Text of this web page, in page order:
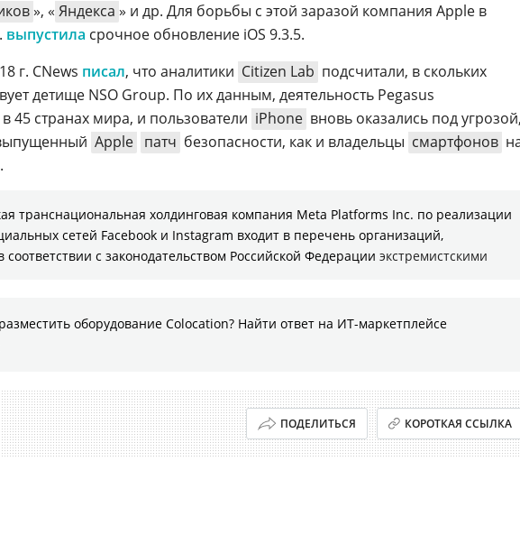
», « Яндекса » и др. Для борьбы с этой заразой компания Apple в
выпустила срочное обновление iOS 9.3.5.
г. CNews писал, что аналитики Citizen Lab подсчитали, в скольких
детище NSO Group. По их данным, деятельность Pegasus
45 странах мира, и пользователи iPhone вновь оказались под
Apple патч безопасности, как и владельцы смартфонов
.
транснациональная холдинговая компания Meta Platforms Inc. по реализации
сетей Facebook и Instagram входит в перечень организаций,
с законодательством Российской Федерации экстремистскими
оборудование Colocation? Найти ответ на ИТ-маркетплейсе
ПОДЕЛИТЬСЯ КОРОТКАЯ ССЫЛКА